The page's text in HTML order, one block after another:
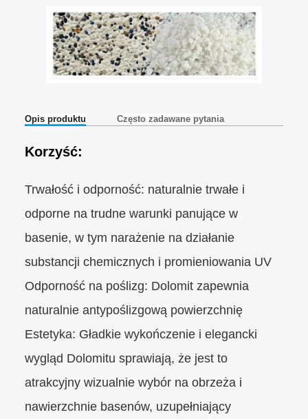
Opis produktu Często zadawane pytania
Korzyść:
Trwałość i odporność: naturalnie trwałe i
odporne na trudne warunki panujące w
basenie, w tym narażenie na działanie
substancji chemicznych i promieniowania UV
Odporność na poślizg: Dolomit zapewnia
naturalnie antypoślizgową powierzchnię
Estetyka: Gładkie wykończenie i elegancki
wygląd Dolomitu sprawiają, że jest to
atrakcyjny wizualnie wybór na obrzeża i
nawierzchnie basenów, uzupełniający